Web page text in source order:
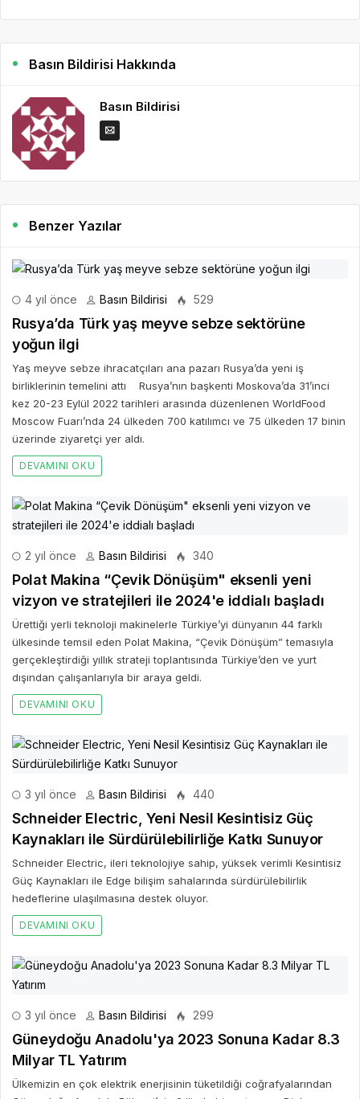
Basın Bildirisi Hakkında
Basın Bildirisi
Benzer Yazılar
4 yıl önce Basın Bildirisi 529
Rusya’da Türk yaş meyve sebze sektörüne
yoğun ilgi
Yaş meyve sebze ihracatçıları ana pazarı Rusya’da yeni iş
birliklerinin temelini attı Rusya’nın başkenti Moskova’da 31’inci
kez 20-23 Eylül 2022 tarihleri arasında düzenlenen WorldFood
Moscow Fuarı’nda 24 ülkeden 700 katılımcı ve 75 ülkeden 17 binin
üzerinde ziyaretçi yer aldı.
DEVAMINI OKU
2 yıl önce Basın Bildirisi 340
Polat Makina “Çevik Dönüşüm" eksenli yeni
vizyon ve stratejileri ile 2024'e iddialı başladı
Ürettiği yerli teknoloji makinelerle Türkiye’yi dünyanın 44 farklı
ülkesinde temsil eden Polat Makina, “Çevik Dönüşüm” temasıyla
gerçekleştirdiği yıllık strateji toplantısında Türkiye’den ve yurt
dışından çalışanlarıyla bir araya geldi.
DEVAMINI OKU
3 yıl önce Basın Bildirisi 440
Schneider Electric, Yeni Nesil Kesintisiz Güç
Kaynakları ile Sürdürülebilirliğe Katkı Sunuyor
Schneider Electric, ileri teknolojiye sahip, yüksek verimli Kesintisiz
Güç Kaynakları ile Edge bilişim sahalarında sürdürülebilirlik
hedeflerine ulaşılmasına destek oluyor.
DEVAMINI OKU
3 yıl önce Basın Bildirisi 299
Güneydoğu Anadolu'ya 2023 Sonuna Kadar 8.3
Milyar TL Yatırım
Ülkemizin en çok elektrik enerjisinin tüketildiği coğrafyalarından